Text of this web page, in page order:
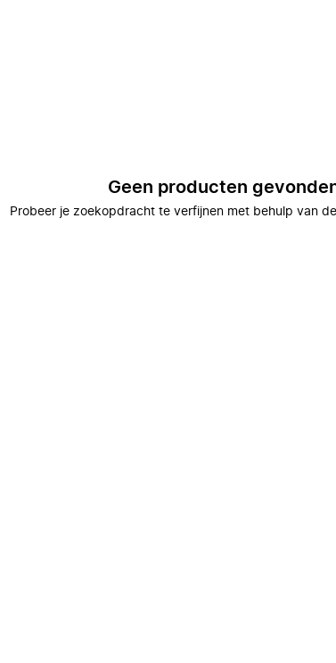
Geen producten
Probeer je zoekopdracht te verfijnen met behulp van